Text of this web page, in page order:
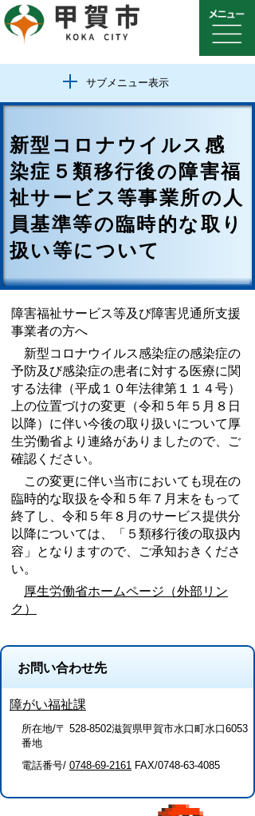
サブメニュー表示
新型コロナウイルス感
染症５類移行後の障害福
祉サービス等事業所の人
員基準等の臨時的な取り
扱い等について
障害福祉サービス等及び障害児通所支援
事業者の方へ
新型コロナウイルス感染症の感染症の
予防及び感染症の患者に対する医療に関
する法律（平成１０年法律第１１４号）
上の位置づけの変更（令和５年５月８日
以降）に伴い今後の取り扱いについて厚
生労働省より連絡がありましたので、ご
確認ください。
この変更に伴い当市においても現在の
臨時的な取扱を令和５年７月末をもって
終了し、令和５年８月のサービス提供分
以降については、「５類移行後の取扱内
容」となりますので、ご承知おきくださ
い。
厚生労働省ホームページ（外部リン
ク）
お問い合わせ先
障がい福祉課
所在地/〒 528-8502滋賀県甲賀市水口町水口6053
番地
電話番号/ 0748-69-2161 FAX/0748-63-4085